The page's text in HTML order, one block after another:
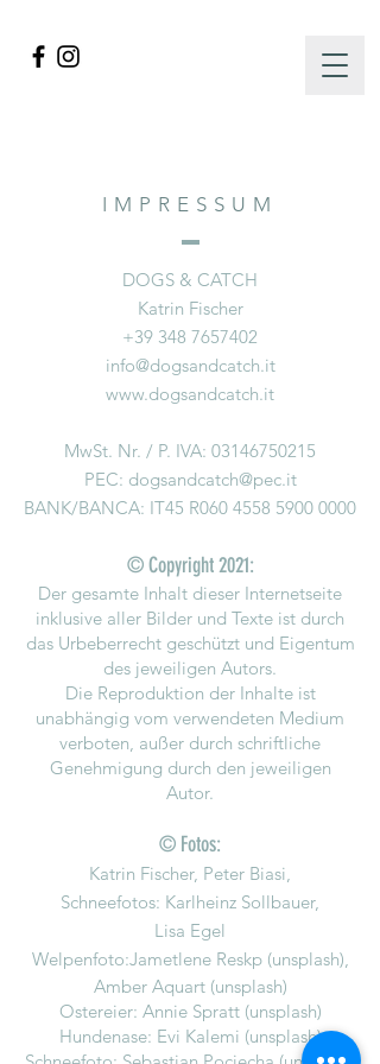
IMPRESSUM
DOGS & CATCH
Katrin Fischer
+39 348 7657402
info@dogsandcatch.it
www.dogsandcatch.it
MwSt. Nr. / P. IVA: 03146750215
PEC: dogsandcatch@pec.it
BANK/BANCA: IT45 R060 4558 5900 0000
© Copyright 2021:
Der gesamte Inhalt dieser Internetseite
inklusive aller Bilder und Texte ist durch
das Urbeberrecht geschützt und Eigentum
des jeweiligen Autors.
Die Reproduktion der Inhalte ist
unabhängig vom verwendeten Medium
verboten, außer durch schriftliche
Genehmigung durch den jeweiligen
Autor.
© Fotos:
Katrin Fischer, Peter Biasi,
Schneefotos: Karlheinz Sollbauer,
Lisa Egel
Welpenfoto:Jametlene Reskp (unsplash),
Amber Aquart (unsplash)
Ostereier: Annie Spratt (unsplash)
Hundenase: Evi Kalemi (unsplash)